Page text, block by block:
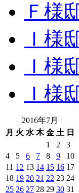
Ｆ様
Ｉ様
Ｉ様
Ｉ様
2016年7月
月 火 水 木 金 土 日
1 2
3
4
5 6 7 8 9
10
11 12 13 14 15 16 17
18 19 20 21 22 23 24
25 26 27 28 29 30 31